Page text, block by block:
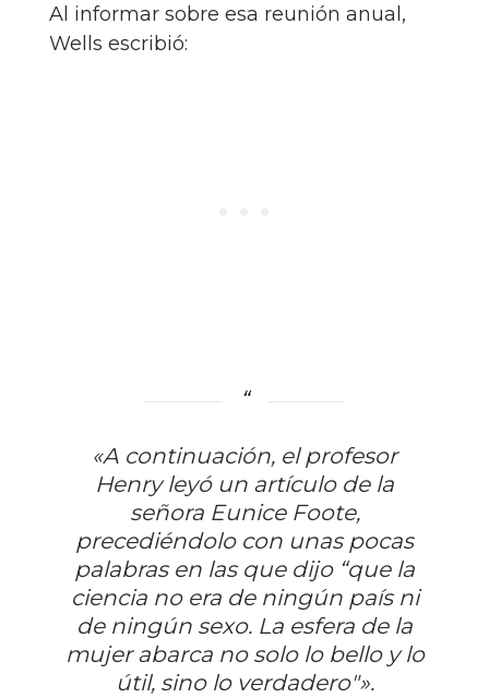
Al informar sobre esa reunión anual,
Wells escribió:
«A continuación, el profesor
Henry leyó un artículo de la
señora Eunice Foote,
precediéndolo con unas pocas
palabras en las que dijo “que la
ciencia no era de ningún país ni
de ningún sexo. La esfera de la
mujer abarca no solo lo bello y lo
útil, sino lo verdadero"».